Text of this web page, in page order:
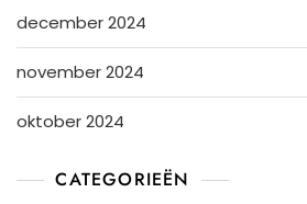
december 2024
november 2024
oktober 2024
CATEGORIEËN